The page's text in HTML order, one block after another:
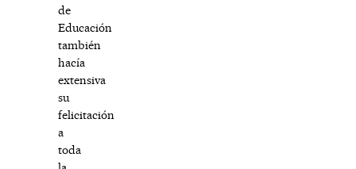
de
Educación
también
hacía
extensiva
su
felicitación
a
toda